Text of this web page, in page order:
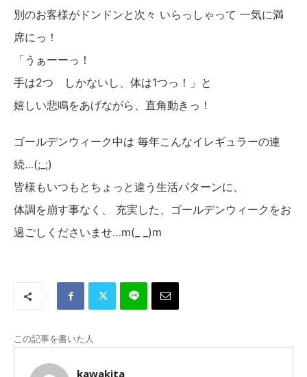
別のお客様がドンドンと次々 いらっしゃって 一気に満
席にっ！
「うぁーーっ！
手は2つ しかないし、体は1つっ！」と
嬉しい悲鳴をあげながら、直角動きっ！
ゴールデンウィーク中は 毎年こんなイレギュラーの連
続…(;_;)
皆様もいつもとちょっと違う生活パターンに、
体調を崩す事なく、 充実した、ゴールデンウィークをお
過ごしくださいませ…m(_ _)m
この記事を書いた人
kawakita